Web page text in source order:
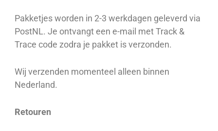
Pakketjes worden in 2-3 werkdagen geleverd via
PostNL. Je ontvangt een e-mail met Track &
Trace code zodra je pakket is verzonden.
Wij verzenden momenteel alleen binnen
Nederland.
Retouren